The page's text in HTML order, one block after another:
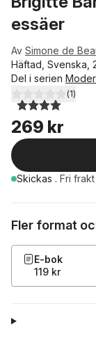
essäer
Av Simone de
Häftad, Svenska,
Del i serien
4,0utav 5 stjärnor.
(1)
269 kr
Skickas . Fri
Fler format
E-bok
119 kr